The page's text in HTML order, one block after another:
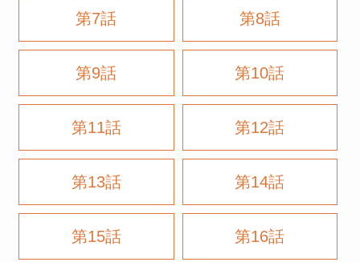
第7話 第8話
第9話 第10話
第11話 第12話
第13話 第14話
第15話 第16話